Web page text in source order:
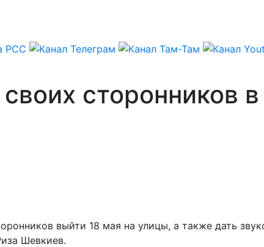
сторонников
выйти 18 мая на улицы, а также дать
Шевкиев.